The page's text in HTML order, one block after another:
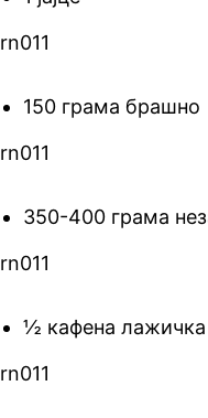
rn011
150 грама брашно
rn011
350-400 грама
rn011
½ кафена
rn011